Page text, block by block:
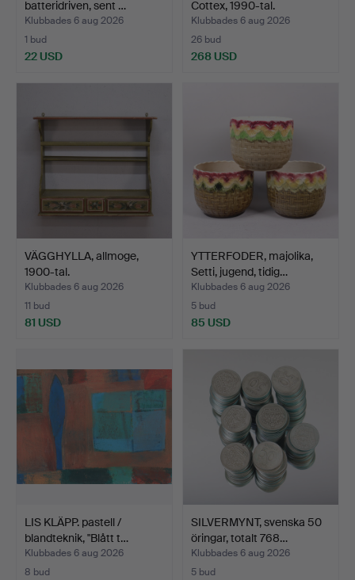
batteridriven, sent …
Klubbades 6 aug 2026
1 bud
22 USD
Cottex, 1990-tal.
Klubbades 6 aug 2026
26 bud
268 USD
VÄGGHYLLA, allmoge,
1900-tal.
Klubbades 6 aug 2026
11 bud
81 USD
YTTERFODER, majolika,
Setti, jugend, tidig…
Klubbades 6 aug 2026
5 bud
85 USD
LIS KLÄPP. pastell /
blandteknik, "Blått t…
Klubbades 6 aug 2026
8 bud
SILVERMYNT, svenska 50
öringar, totalt 768…
Klubbades 6 aug 2026
5 bud